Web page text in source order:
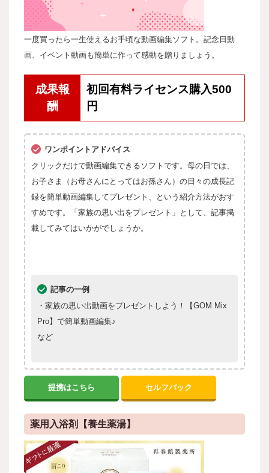
一度買ったら一生使えるお手頃な動画編集ソフト。記念日動
画、イベント動画も簡単に作って感動を贈りましょう。
成果報
酬
初回有料ライセンス購入500
円
ワンポイントアドバイス
クリックだけで動画編集できるソフトです。母の日では、
お子さま（お母さんにとってはお孫さん）の日々の成長記
録を簡単動画編集してプレゼント、という紹介方法がおす
すめです。「 家族の思い出をプレゼント」として、記事掲
載してみてはいかがでしょうか。
記事の一例
・家族の思い出動画をプレゼントしよう！【GOM Mix
Pro】で簡単動画編集♪
など
提携はこちら セルフバック
薬用入浴剤【養生薬湯】